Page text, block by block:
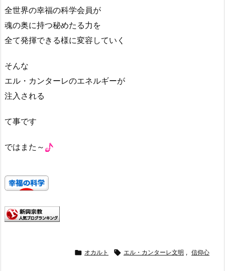
全世界の幸福の科学会員が
魂の奥に持つ秘めたる力を
全て発揮できる様に変容していく
そんな
エル・カンターレのエネルギーが
注入される
て事です
ではまた～
 オカルト  エル・カンターレ文明 , 信仰心